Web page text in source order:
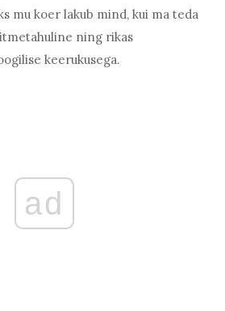
mu koer lakub mind, kui ma teda
ning rikas
keerukusega.
ad